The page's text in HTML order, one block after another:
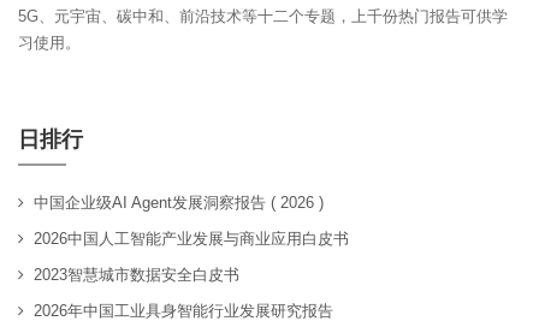
5G、元宇宙、碳中和、前沿技术等十二个专题，上千份热门报告可供学
习使用。
日排行
中国企业级AI Agent发展洞察报告 ( 2026 )
2026中国人工智能产业发展与商业应用白皮书
2023智慧城市数据安全白皮书
2026年中国工业具身智能行业发展研究报告